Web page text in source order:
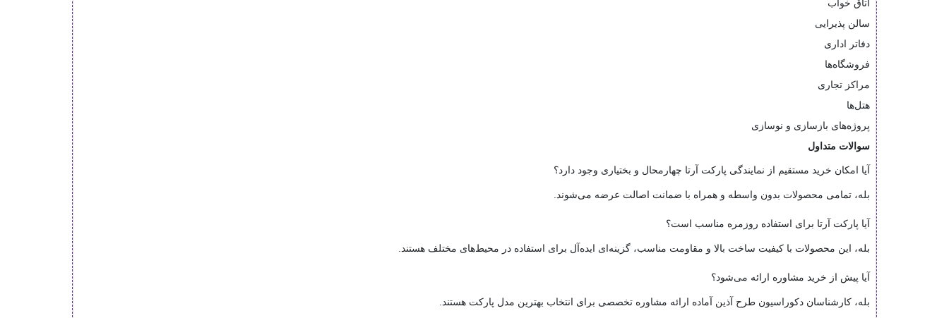
اتاق خواب
سالن پذیرایی
دفاتر اداری
فروشگاه‌ها
مراکز تجاری
هتل‌ها
پروژه‌های بازسازی و نوسازی
سوالات متداول
آیا امکان خرید مستقیم از نمایندگی پارکت آرتا چهارمحال و بختیاری وجود دارد؟
بله، تمامی محصولات بدون واسطه و همراه با ضمانت اصالت عرضه می‌شوند.
آیا پارکت آرتا برای استفاده روزمره مناسب است؟
بله، این محصولات با کیفیت ساخت بالا و مقاومت مناسب، گزینه‌ای ایده‌آل برای استفاده در محیط‌های مختلف هستند.
آیا پیش از خرید مشاوره ارائه می‌شود؟
بله، کارشناسان دکوراسیون طرح آذین آماده ارائه مشاوره تخصصی برای انتخاب بهترین مدل پارکت هستند.